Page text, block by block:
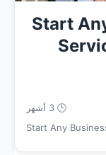
Start
🕒 3 أشهر